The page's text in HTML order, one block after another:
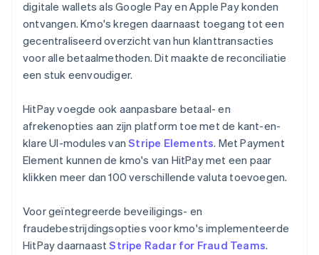
digitale wallets als Google Pay en Apple Pay konden
ontvangen. Kmo's kregen daarnaast toegang tot een
gecentraliseerd overzicht van hun klanttransacties
voor alle betaalmethoden. Dit maakte de reconciliatie
een stuk eenvoudiger.
HitPay voegde ook aanpasbare betaal- en
afrekenopties aan zijn platform toe met de kant-en-
klare UI-modules vanStripe Elements. Met Payment
Element kunnen de kmo's van HitPay met een paar
klikken meer dan 100 verschillende valuta toevoegen.
Voor geïntegreerde beveiligings- en
fraudebestrijdingsopties voor kmo's implementeerde
HitPay daarnaastStripe Radar for Fraud Teams.